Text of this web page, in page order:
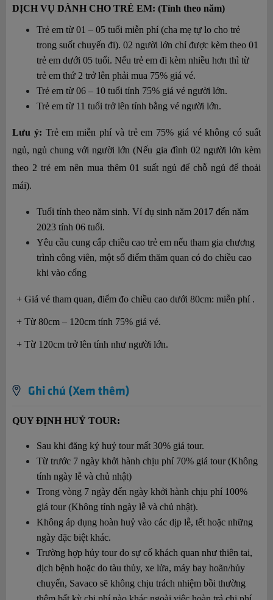
DỊCH VỤ DÀNH CHO TRẺ EM: (Tính theo năm)
Trẻ em từ 01 – 05 tuổi miễn phí (cha mẹ tự lo cho trẻ
trong suốt chuyến đi). 02 người lớn chỉ được kèm theo 01
trẻ em dưới 05 tuổi. Nếu trẻ em đi kèm nhiều hơn thì từ
trẻ em thứ 2 trở lên phải mua 75% giá vé.
Trẻ em từ 06 – 10 tuổi tính 75% giá vé người lớn.
Trẻ em từ 11 tuổi trở lên tính bằng vé người lớn.
Lưu ý: Trẻ em miễn phí và trẻ em 75% giá vé không có suất
ngủ, ngủ chung với người lớn (Nếu gia đình 02 người lớn kèm
theo 2 trẻ em nên mua thêm 01 suất ngủ để chỗ ngủ để thoải
mái).
Tuổi tính theo năm sinh. Ví dụ sinh năm 2017 đến năm
2023 tính 06 tuổi.
Yêu cầu cung cấp chiều cao trẻ em nếu tham gia chương
trình công viên, một số điểm thăm quan có đo chiều cao
khi vào cổng
+ Giá vé tham quan, điểm đo chiều cao dưới 80cm: miễn phí .
+ Từ 80cm – 120cm tính 75% giá vé.
+ Từ 120cm trở lên tính như người lớn.
Ghi chú (Xem thêm)
QUY ĐỊNH HUỶ TOUR:
Sau khi đăng ký huỷ tour mất 30% giá tour.
Từ trước 7 ngày khởi hành chịu phí 70% giá tour (Không
tính ngày lễ và chủ nhật)
Trong vòng 7 ngày đến ngày khởi hành chịu phí 100%
giá tour (Không tính ngày lễ và chủ nhật).
Không áp dụng hoàn huỷ vào các dịp lễ, tết hoặc những
ngày đặc biệt khác.
Trường hợp hủy tour do sự cố khách quan như thiên tai,
dịch bệnh hoặc do tàu thủy, xe lửa, máy bay hoãn/hủy
chuyến, Savaco sẽ không chịu trách nhiệm bồi thường